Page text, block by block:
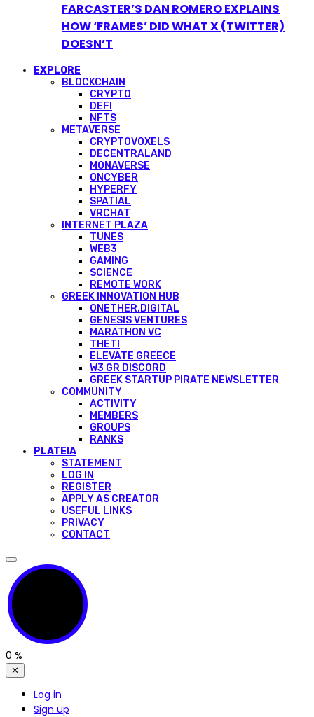
FARCASTER’S DAN ROMERO EXPLAINS
HOW ‘FRAMES’ DID WHAT X (TWITTER)
DOESN’T
EXPLORE
BLOCKCHAIN
CRYPTO
DEFI
NFTS
METAVERSE
CRYPTOVOXELS
DECENTRALAND
MONAVERSE
ONCYBER
HYPERFY
SPATIAL
VRCHAT
INTERNET PLAZA
TUNES
WEB3
GAMING
SCIENCE
REMOTE WORK
GREEK INNOVATION HUB
ONETHER.DIGITAL
GENESIS VENTURES
MARATHON VC
THETI
ELEVATE GREECE
W3 GR DISCORD
GREEK STARTUP PIRATE NEWSLETTER
COMMUNITY
ACTIVITY
MEMBERS
GROUPS
RANKS
PLATEIA
STATEMENT
LOG IN
REGISTER
APPLY AS CREATOR
USEFUL LINKS
PRIVACY
CONTACT
0 %
✕
Log in
Sign up